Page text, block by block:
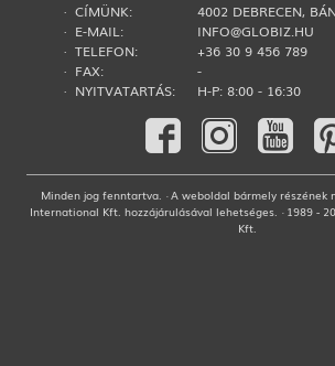
· CÍMÜNK:
4002 DEBRECEN,
· E-MAIL:
INFO@GLOBIZ.HU
· TELEFON:
+36 30 9 456 789
· FAX:
-
· NYITVATARTÁS:
H-P: 8:00 - 16:30
Minden jog fenntartva. · A weboldal bármely részének
International Kft. hozzájárulásával lehetséges. · 1989 -
Kft.